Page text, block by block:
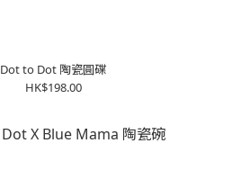
Dot to Dot 陶瓷圓碟
HK$198.00